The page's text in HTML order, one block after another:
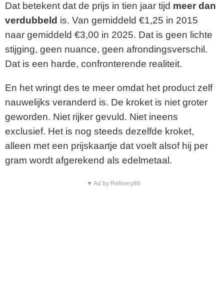
Dat betekent dat de prijs in tien jaar tijd meer dan
verdubbeld is. Van gemiddeld €1,25 in 2015
naar gemiddeld €3,00 in 2025. Dat is geen lichte
stijging, geen nuance, geen afrondingsverschil.
Dat is een harde, confronterende realiteit.
En het wringt des te meer omdat het product zelf
nauwelijks veranderd is. De kroket is niet groter
geworden. Niet rijker gevuld. Niet ineens
exclusief. Het is nog steeds dezelfde kroket,
alleen met een prijskaartje dat voelt alsof hij per
gram wordt afgerekend als edelmetaal.
▼ Ad by Refinery89